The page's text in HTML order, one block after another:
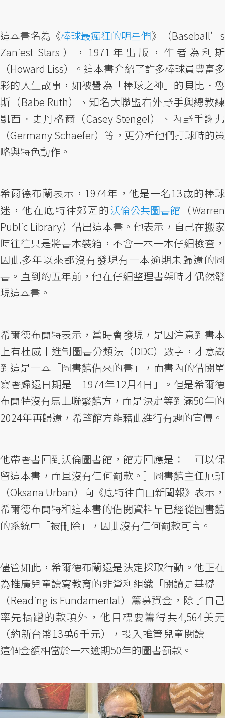
這本書名為《棒球最瘋狂的明星們》（Baseball’s
Zaniest Stars），1971年出版，作者為利斯
（Howard Liss）。這本書介紹了許多棒球員豐富多
彩的人生故事，如被譽為「棒球之神」的貝比．魯
斯（Babe Ruth）、知名大聯盟右外野手與總教練
凱西．史丹格爾（Casey Stengel）、內野手謝弗
（Germany Schaefer）等，更分析他們打球時的策
略與特色動作。
希爾德布蘭表示，1974年，他是一名13歲的棒球
迷，他在底特律郊區的沃倫公共圖書館 （Warren
Public Library）借出這本書。他表示，自己在搬家
時往往只是將書本裝箱，不會一本一本仔細檢查，
因此多年以來都沒有發現有一本逾期未歸還的圖
書。直到約五年前，他在仔細整理書架時才偶然發
現這本書。
希爾德布蘭特表示，當時會發現，是因注意到書本
上有杜威十進制圖書分類法（DDC）數字，才意識
到這是一本「圖書館借來的書」，而書內的借閱單
寫著歸還日期是「1974年12月4日」。但是希爾德
布蘭特沒有馬上聯繫館方，而是決定等到滿50年的
2024年再歸還，希望館方能藉此進行有趣的宣傳。
他帶著書回到沃倫圖書館，館方回應是：「可以保
留這本書，而且沒有任何罰款。］圖書館主任厄班
（Oksana Urban）向《底特律自由新聞報》表示，
希爾德布蘭特和這本書的借閱資料早已經從圖書館
的系統中「被刪除」，因此沒有任何罰款可言。
儘管如此，希爾德布蘭還是決定採取行動。他正在
為推廣兒童讀寫教育的非營利組織「閱讀是基礎」
（Reading is Fundamental）籌募資金，除了自己
率先捐蹭的款項外，他目標要籌得共4,564美元
（約新台幣13萬6千元），投入推管兒童閱讀——
這個金額相當於一本逾期50年的圖書罰款。